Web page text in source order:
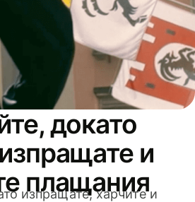
докато
и
плащания
изпращате, харчите и